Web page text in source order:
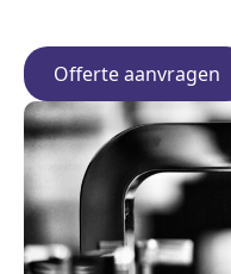
Offerte aanvragen